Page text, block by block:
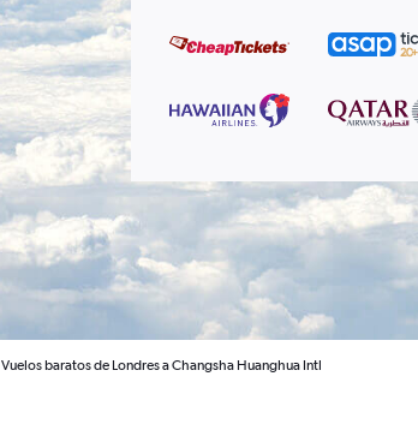
Vuelos baratos de Londres a Changsha Huanghua Intl